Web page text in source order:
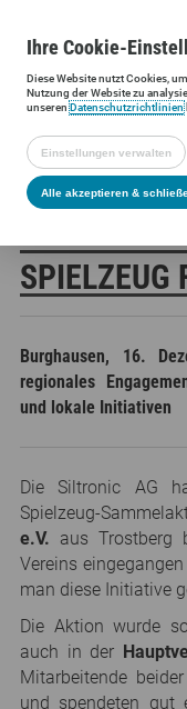
Siltronic AG Presse
SILTRONIC
SPIELZEUG
Burghausen, 16.
regionales
und lokale Initiativen
Die Siltronic AG
Spielzeug-
e.V. aus Trostberg
Vereins
man diese Initiative
Die Aktion wurde
auch in der
Mitarbeitende
und spendeten gut
IhreCookie-
DieseWebsitenutzt Cookies,
Nutzung derWebsitezu
unserenDatenschutzrichtlinien
Einstellungen verwalten
Alle akzeptieren &